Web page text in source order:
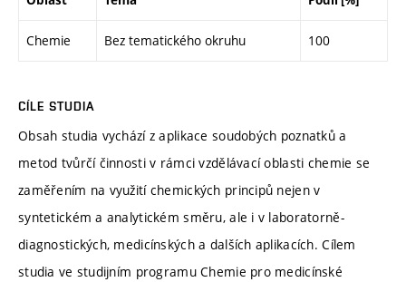
Chemie Bez tematického okruhu 100
CÍLE STUDIA
Obsah studia vychází z aplikace soudobých poznatků a
metod tvůrčí činnosti v rámci vzdělávací oblasti chemie se
zaměřením na využití chemických principů nejen v
syntetickém a analytickém směru, ale i v laboratorně-
diagnostických, medicínských a dalších aplikacích. Cílem
studia ve studijním programu Chemie pro medicínské